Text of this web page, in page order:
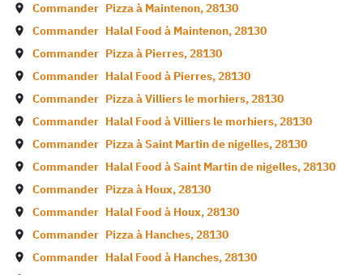
Commander Pizza à Maintenon,28130
Commander Halal Food à Maintenon,28130
Commander Pizza à Pierres,28130
Commander Halal Food à Pierres,28130
Commander Pizza àVilliers le morhiers,28130
Commander Halal Food àVilliers le morhiers,28130
Commander Pizza àSaint Martin de nigelles,28130
Commander Halal Food àSaint Martin de nigelles,28130
Commander Pizza à Houx,28130
Commander Halal Food à Houx,28130
Commander Pizza à Hanches,28130
Commander Halal Food à Hanches,28130